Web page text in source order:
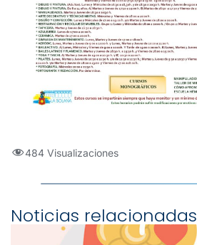
484 Visualizaciones
Noticias relacionadas